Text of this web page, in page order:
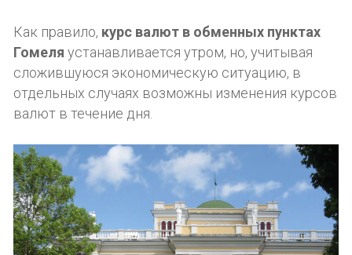
Как правило, курс валют в обменных пунктах
Гомеля устанавливается утром, но, учитывая
сложившуюся экономическую ситуацию, в
отдельных случаях возможны изменения курсов
валют в течение дня.